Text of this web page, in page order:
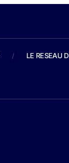
/ LE RESEAU